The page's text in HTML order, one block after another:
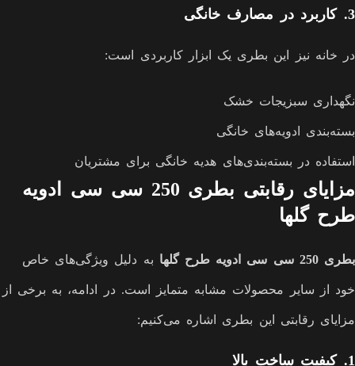
3. کاربرد در مصارف خانگی
در خانه نیز این بطری یک ابزار کاربردی است:
نگهداری سبزیجات خشک
بسته‌بندی ادویه‌های خانگی
استفاده در بسته‌بندی‌های هدیه خانگی برای مشتریان
مزایای رقابتی بطری 250 سی سی ادویه
طرح گلها
بطری 250 سی سی ادویه طرح گلها به دلیل ویژگی‌های خاص
خود از سایر محصولات مشابه متمایز است. در ادامه، به برخی از
مزایای رقابتی این بطری اشاره می‌کنیم:
1. کیفیت ساخت بالا